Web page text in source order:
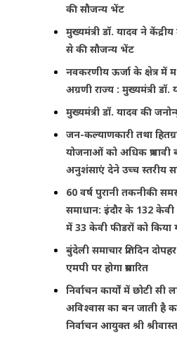
की सौजन्य भेंट
मुख्यमंत्री डॉ. यादव ने केंद्रीय
से की सौजन्य भेंट
नवकरणीय ऊर्जा के क्षेत्र में
अग्रणी राज्य : मुख्यमंत्री डॉ.
मुख्यमंत्री डॉ. यादव की
जन-कल्याणकारी तथा
योजनाओं को अधिक
अनुशंसाएं देने उच्च स्तरीय
60 वर्ष पुरानी तकनीकी
समाधान: इंदौर के 132
में 33 केवी फीडरों को किया
बुंदेली समाचार प्रतिदिन
एमपी पर होगा प्रसारित
निर्वाचन कार्यों में छोटी सी
अविश्वास का बन जाती है
निर्वाचन आयुक्त श्री